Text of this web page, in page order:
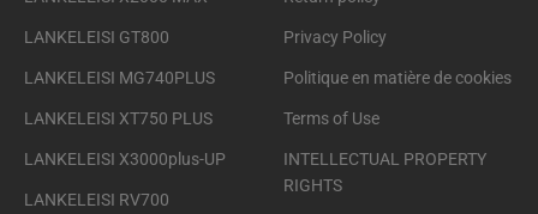
LANKELEISI GT800
LANKELEISI MG740PLUS
LANKELEISI XT750 PLUS
LANKELEISI X3000plus-UP
LANKELEISI RV700
Privacy Policy
Politique en matière de cookies
Terms of Use
INTELLECTUAL PROPERTY
RIGHTS